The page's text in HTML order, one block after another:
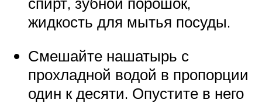
жидкость для мытья посуды.
Смешайте нашатырь с
прохладной водой в пропорции
один к десяти. Опустите в него